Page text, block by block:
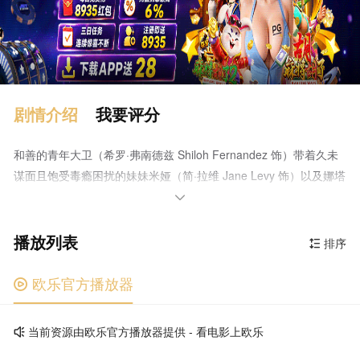
剧情介绍 我要评分
和善的青年大卫（希罗·弗南德兹 Shiloh Fernandez 饰）带着久未
谋面且饱受毒瘾困扰的妹妹米娅（简·拉维 Jane Levy 饰）以及娜塔
莉（伊丽莎白·布莱克摩尔 Elizabeth Blackmore 饰）、艾瑞克（卢·
Jessica Lucas 饰）等朋友，驱车来到了一处偏远幽静的所在，展
了一个弥漫着浓重尸臭的地下室以及一本散发着不祥气息的书。艾
瑞克按捺不住心中的好奇，解除了这本书的封印。 当他念出了
止境的噩梦，降临在他们每一个人的脑海之中……

 排序
播放列表
 欧乐官方播放器
当前资源由欧乐官方播放器提供 - 看电影上欧乐